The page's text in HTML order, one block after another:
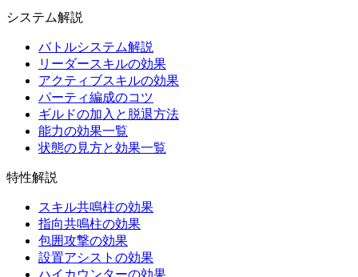
システム解説
バトルシステム解説
リーダースキルの効果
アクティブスキルの効果
パーティ編成のコツ
ギルドの加入と脱退方法
能力の効果一覧
状態の見方と効果一覧
特性解説
スキル共鳴柱の効果
指向共鳴柱の効果
包囲攻撃の効果
設置アシストの効果
ハイカウンターの効果